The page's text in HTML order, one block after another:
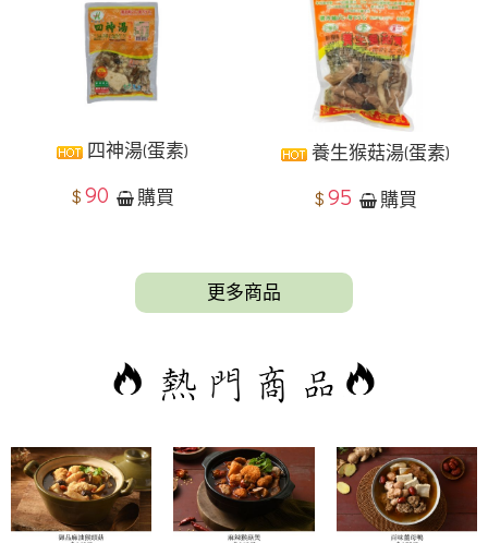
四神湯(蛋素)
$90 購買
養生猴菇湯(蛋素)
$95 購買